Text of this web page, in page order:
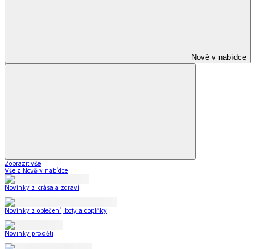
Nově v nabídce
Zobrazit vše
Vše z Nově v nabídce
Novinky z krása a zdraví
Novinky z oblečení, boty a doplňky
Novinky pro děti